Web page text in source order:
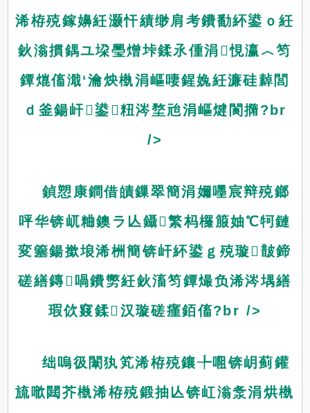
浠栫殑鎵嬶紝灏忓績缈肩考鐨勫紑鍙ｏ紝
鈥滃摜鍝ユ垜璺熷垰鍒氶偅涓悓瀛︿笉
鐔熴傗濈‘瀹炴槸涓嶇啛鍟婏紝濂硅繛閭
ｄ釜鍚屽鍙粈涔堥兘涓嶇煡閬撱?br
/>
鍞愬康鐧借皟鏁翠簡涓嬭嚜宸辩殑鎯
呯华锛屼粬鐭ラ亾鑷繁杩欏箙妯℃牱鏈
変簺鍚撳埌浠栦簡锛屽紑鍙ｇ殑璇皵鍗
磋繕鏄喎鐨勶紝鈥滀笉鐔熶负浠涔堣繕
瑕佽窡鍒汉璇磋瘽銆傗?br />
绌嗚彶闈犱笂浠栫殑鑲╄唨锛岄蓟鑵
旈噷閮芥槸浠栫殑鍛抽亾锛屸滃洜涓烘槸